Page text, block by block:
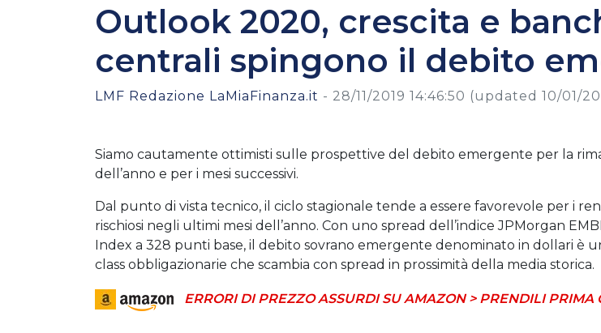
Outlook 2020, crescita e
centrali spingono il debito
LMF Redazione LaMiaFinanza.it - 28/11/2019 14:46:50 (updated 10/01/
Siamo cautamente ottimisti sulle prospettive del debito emergente per la
dell’anno e per i mesi successivi.
Dal punto di vista tecnico, il ciclo stagionale tende a essere favorevole per i
rischiosi negli ultimi mesi dell’anno. Con uno spread dell’indice JPMorgan
Index a 328 punti base, il debito sovrano emergente denominato in dollari è
class obbligazionarie che scambia con spread in prossimità della media storica.
ERRORI DI PREZZO ASSURDI SU AMAZON > PRENDILI PRIMA